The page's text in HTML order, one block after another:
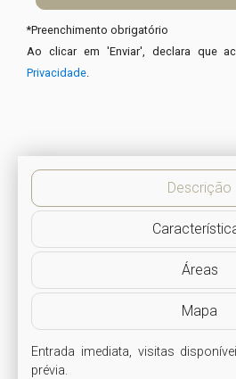
*Preenchimento obrigatório
Ao clicar em 'Enviar', declara que
Privacidade
Descrição
Áreas
Mapa
Entrada imediata, visitas
prévia.